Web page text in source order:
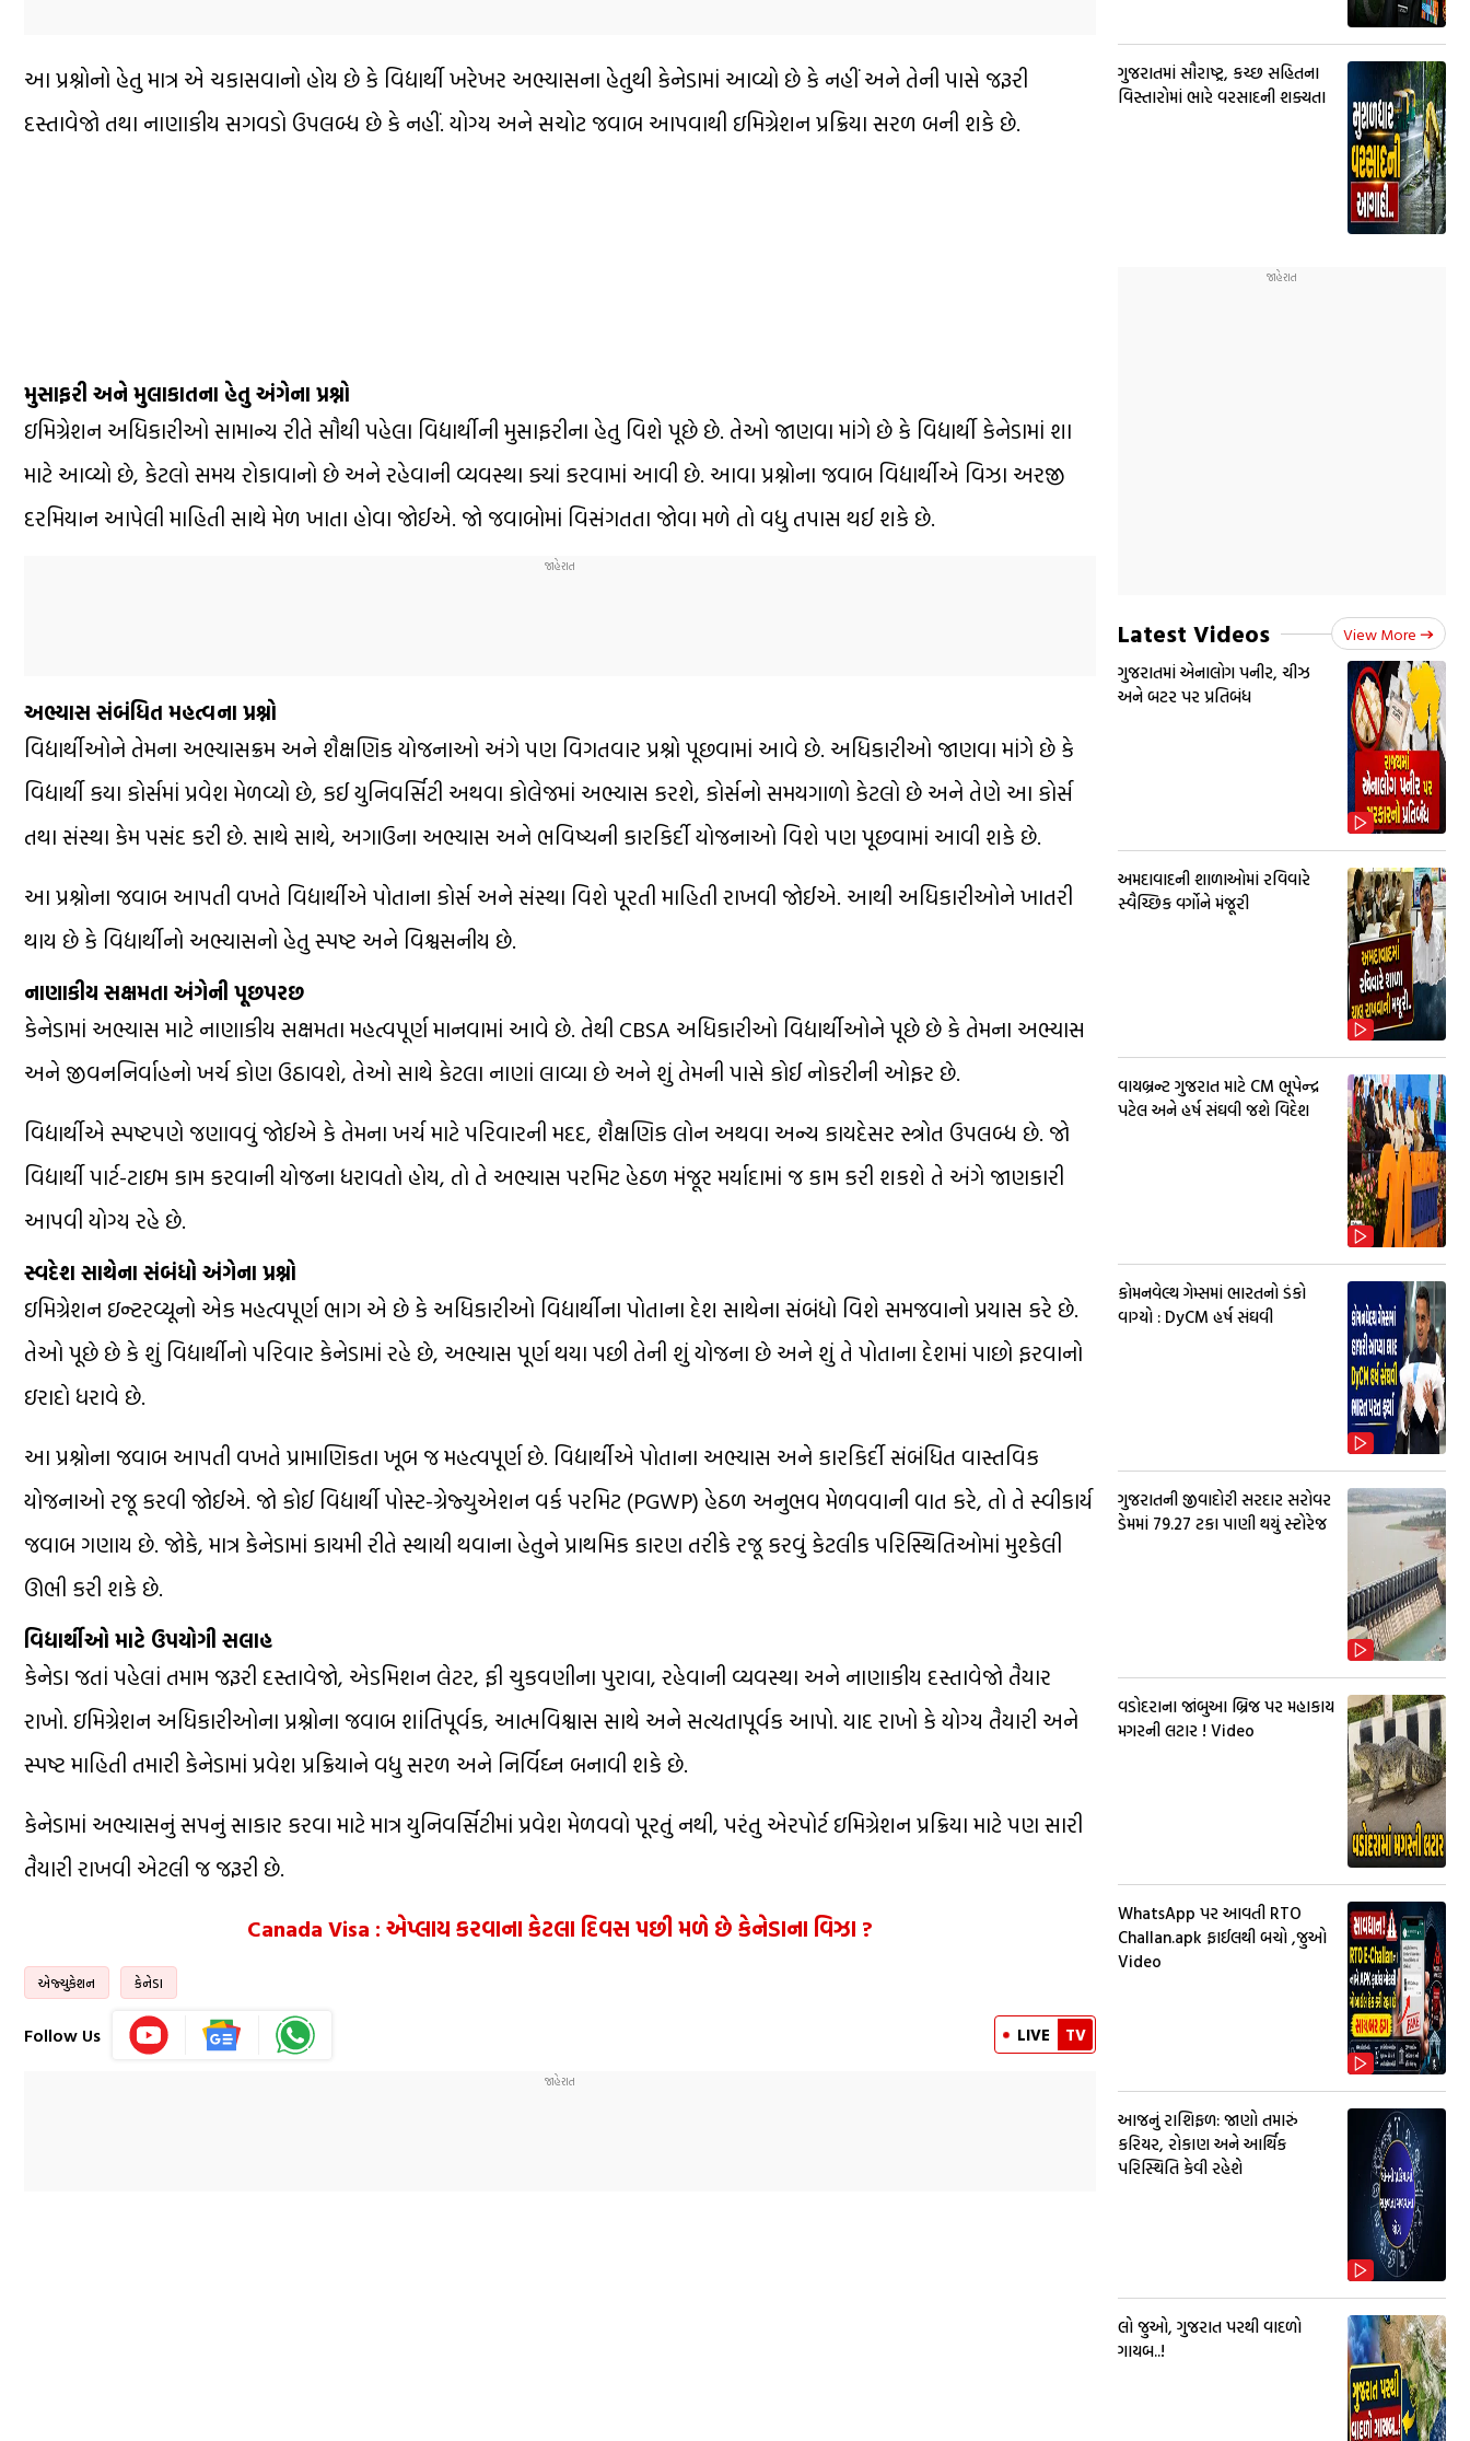
આ પ્રશ્નોનો હેતુ માત્ર એ ચકાસવાનો હોય છે કે વિદ્યાર્થી ખરેખર અભ્યાસના હેતુથી કેનેડામાં આવ્યો છે કે નહીં અને તેની પાસે જરૂરી
દસ્તાવેજો તથા નાણાકીય સગવડો ઉપલબ્ધ છે કે નહીં. યોગ્ય અને સચોટ જવાબ આપવાથી ઇમિગ્રેશન પ્રક્રિયા સરળ બની શકે છે.
મુસાફરી અને મુલાકાતના હેતુ અંગેના પ્રશ્નો
ઇમિગ્રેશન અધિકારીઓ સામાન્ય રીતે સૌથી પહેલા વિદ્યાર્થીની મુસાફરીના હેતુ વિશે પૂછે છે. તેઓ જાણવા માંગે છે કે વિદ્યાર્થી કેનેડામાં શા
માટે આવ્યો છે, કેટલો સમય રોકાવાનો છે અને રહેવાની વ્યવસ્થા ક્યાં કરવામાં આવી છે. આવા પ્રશ્નોના જવાબ વિદ્યાર્થીએ વિઝા અરજી
દરમિયાન આપેલી માહિતી સાથે મેળ ખાતા હોવા જોઈએ. જો જવાબોમાં વિસંગતતા જોવા મળે તો વધુ તપાસ થઈ શકે છે.
અભ્યાસ સંબંધિત મહત્વના પ્રશ્નો
વિદ્યાર્થીઓને તેમના અભ્યાસક્રમ અને શૈક્ષણિક યોજનાઓ અંગે પણ વિગતવાર પ્રશ્નો પૂછવામાં આવે છે. અધિકારીઓ જાણવા માંગે છે કે
વિદ્યાર્થી કયા કોર્સમાં પ્રવેશ મેળવ્યો છે, કઈ યુનિવર્સિટી અથવા કોલેજમાં અભ્યાસ કરશે, કોર્સનો સમયગાળો કેટલો છે અને તેણે આ કોર્સ
તથા સંસ્થા કેમ પસંદ કરી છે. સાથે સાથે, અગાઉના અભ્યાસ અને ભવિષ્યની કારકિર્દી યોજનાઓ વિશે પણ પૂછવામાં આવી શકે છે.
આ પ્રશ્નોના જવાબ આપતી વખતે વિદ્યાર્થીએ પોતાના કોર્સ અને સંસ્થા વિશે પૂરતી માહિતી રાખવી જોઈએ. આથી અધિકારીઓને ખાતરી
થાય છે કે વિદ્યાર્થીનો અભ્યાસનો હેતુ સ્પષ્ટ અને વિશ્વસનીય છે.
નાણાકીય સક્ષમતા અંગેની પૂછપરછ
કેનેડામાં અભ્યાસ માટે નાણાકીય સક્ષમતા મહત્વપૂર્ણ માનવામાં આવે છે. તેથી CBSA અધિકારીઓ વિદ્યાર્થીઓને પૂછે છે કે તેમના અભ્યાસ
અને જીવનનિર્વાહનો ખર્ચ કોણ ઉઠાવશે, તેઓ સાથે કેટલા નાણાં લાવ્યા છે અને શું તેમની પાસે કોઈ નોકરીની ઓફર છે.
વિદ્યાર્થીએ સ્પષ્ટપણે જણાવવું જોઈએ કે તેમના ખર્ચ માટે પરિવારની મદદ, શૈક્ષણિક લોન અથવા અન્ય કાયદેસર સ્ત્રોત ઉપલબ્ધ છે. જો
વિદ્યાર્થી પાર્ટ-ટાઇમ કામ કરવાની યોજના ધરાવતો હોય, તો તે અભ્યાસ પરમિટ હેઠળ મંજૂર મર્યાદામાં જ કામ કરી શકશે તે અંગે જાણકારી
આપવી યોગ્ય રહે છે.
સ્વદેશ સાથેના સંબંધો અંગેના પ્રશ્નો
ઇમિગ્રેશન ઇન્ટરવ્યૂનો એક મહત્વપૂર્ણ ભાગ એ છે કે અધિકારીઓ વિદ્યાર્થીના પોતાના દેશ સાથેના સંબંધો વિશે સમજવાનો પ્રયાસ કરે છે.
તેઓ પૂછે છે કે શું વિદ્યાર્થીનો પરિવાર કેનેડામાં રહે છે, અભ્યાસ પૂર્ણ થયા પછી તેની શું યોજના છે અને શું તે પોતાના દેશમાં પાછો ફરવાનો
ઇરાદો ધરાવે છે.
આ પ્રશ્નોના જવાબ આપતી વખતે પ્રામાણિકતા ખૂબ જ મહત્વપૂર્ણ છે. વિદ્યાર્થીએ પોતાના અભ્યાસ અને કારકિર્દી સંબંધિત વાસ્તવિક
યોજનાઓ રજૂ કરવી જોઈએ. જો કોઈ વિદ્યાર્થી પોસ્ટ-ગ્રેજ્યુએશન વર્ક પરમિટ (PGWP) હેઠળ અનુભવ મેળવવાની વાત કરે, તો તે સ્વીકાર્ય
જવાબ ગણાય છે. જોકે, માત્ર કેનેડામાં કાયમી રીતે સ્થાયી થવાના હેતુને પ્રાથમિક કારણ તરીકે રજૂ કરવું કેટલીક પરિસ્થિતિઓમાં મુશ્કેલી
ઊભી કરી શકે છે.
વિદ્યાર્થીઓ માટે ઉપયોગી સલાહ
કેનેડા જતાં પહેલાં તમામ જરૂરી દસ્તાવેજો, એડમિશન લેટર, ફી ચુકવણીના પુરાવા, રહેવાની વ્યવસ્થા અને નાણાકીય દસ્તાવેજો તૈયાર
રાખો. ઇમિગ્રેશન અધિકારીઓના પ્રશ્નોના જવાબ શાંતિપૂર્વક, આત્મવિશ્વાસ સાથે અને સત્યતાપૂર્વક આપો. યાદ રાખો કે યોગ્ય તૈયારી અને
સ્પષ્ટ માહિતી તમારી કેનેડામાં પ્રવેશ પ્રક્રિયાને વધુ સરળ અને નિર્વિઘ્ન બનાવી શકે છે.
કેનેડામાં અભ્યાસનું સપનું સાકાર કરવા માટે માત્ર યુનિવર્સિટીમાં પ્રવેશ મેળવવો પૂરતું નથી, પરંતુ એરપોર્ટ ઇમિગ્રેશન પ્રક્રિયા માટે પણ સારી
તૈયારી રાખવી એટલી જ જરૂરી છે.
Canada Visa : એપ્લાય કરવાના કેટલા દિવસ પછી મળે છે કેનેડાના વિઝા ?
એજ્યુકેશન કેનેડા
Follow Us LIVE TV
ગુજરાતમાં સૌરાષ્ટ્ર, કચ્છ સહિતના
વિસ્તારોમાં ભારે વરસાદની શક્યતા
Latest Videos View More
ગુજરાતમાં એનાલોગ પનીર, ચીઝ
અને બટર પર પ્રતિબંધ
અમદાવાદની શાળાઓમાં રવિવારે
સ્વૈચ્છિક વર્ગોને મંજૂરી
વાયબ્રન્ટ ગુજરાત માટે CM ભૂપેન્દ્ર
પટેલ અને હર્ષ સંઘવી જશે વિદેશ
કોમનવેલ્થ ગેમ્સમાં ભારતનો ડંકો
વાગ્યો : DyCM હર્ષ સંઘવી
ગુજરાતની જીવાદોરી સરદાર સરોવર
ડેમમાં 79.27 ટકા પાણી થયું સ્ટોરેજ
વડોદરાના જાંબુઆ બ્રિજ પર મહાકાય
મગરની લટાર ! Video
WhatsApp પર આવતી RTO
Challan.apk ફાઈલથી બચો ,જુઓ
Video
આજનું રાશિફળ: જાણો તમારું
કરિયર, રોકાણ અને આર્થિક
પરિસ્થિતિ કેવી રહેશે
લો જુઓ, ગુજરાત પરથી વાદળો
ગાયબ..!